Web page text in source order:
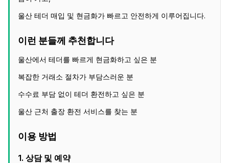
울산 테더 매입 및 현금화가 빠르고 안전하게 이루어집니다.
이런 분들께 추천합니다
울산에서 테더를 빠르게 현금화하고 싶은 분
복잡한 거래소 절차가 부담스러운 분
수수료 부담 없이 테더 환전하고 싶은 분
울산 근처 출장 환전 서비스를 찾는 분
이용 방법
1. 상담 및 예약